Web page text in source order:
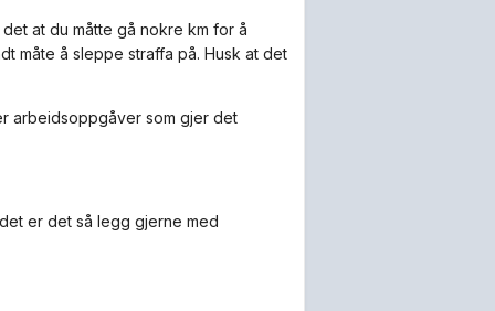
at du måtte gå nokre km for å
måte å sleppe straffa på. Husk at det
arbeidsoppgåver som gjer det
er det så legg gjerne med